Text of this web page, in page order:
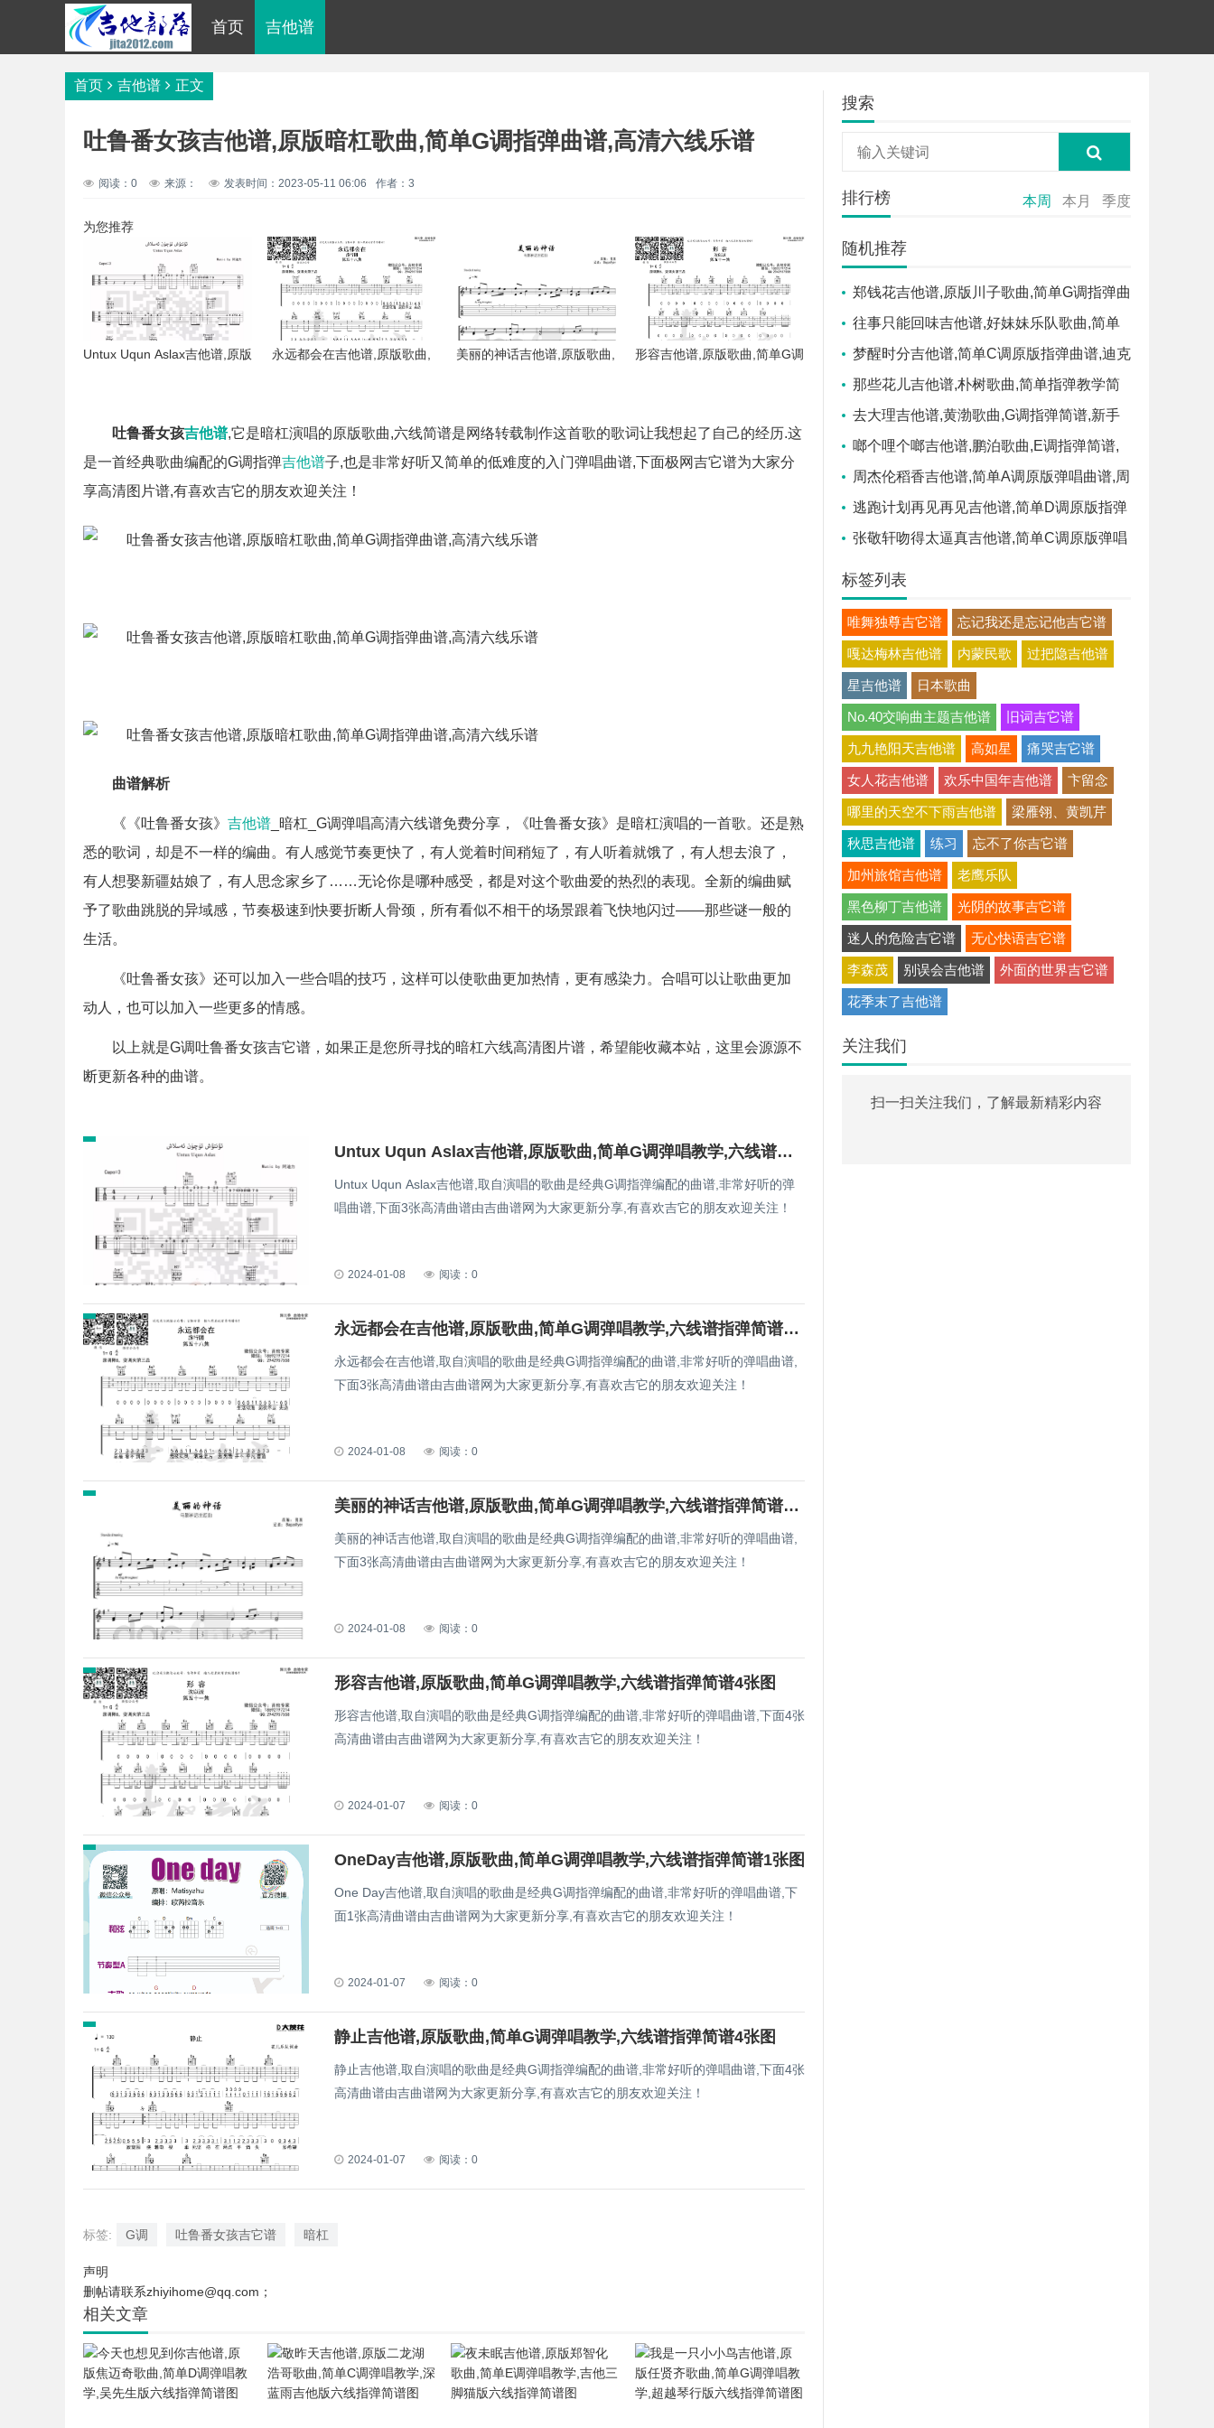
首页 吉他谱
首页 吉他谱 正文
吐鲁番女孩吉他谱,原版暗杠歌曲,简单G调指弹曲谱,高清六线乐谱
阅读：0 来源： 发表时间：2023-05-11 06:06 作者：3
为您推荐
Untux Uqun Aslax吉他谱,原版
永远都会在吉他谱,原版歌曲,
美丽的神话吉他谱,原版歌曲,
形容吉他谱,原版歌曲,简单G调
吐鲁番女孩吉他谱,它是暗杠演唱的原版歌曲,六线简谱是网络转载制作这首歌的歌词让我想起了自己的经历.这
是一首经典歌曲编配的G调指弹吉他谱子,也是非常好听又简单的低难度的入门弹唱曲谱,下面极网吉它谱为大家分
享高清图片谱,有喜欢吉它的朋友欢迎关注！
曲谱解析
《《吐鲁番女孩》 吉他谱 _暗杠_G调弹唱高清六线谱免费分享，《吐鲁番女孩》是暗杠演唱的一首歌。还是熟
悉的歌词，却是不一样的编曲。有人感觉节奏更快了，有人觉着时间稍短了，有人听着就饿了，有人想去浪了，
有人想娶新疆姑娘了，有人思念家乡了……无论你是哪种感受，都是对这个歌曲爱的热烈的表现。全新的编曲赋
予了歌曲跳脱的异域感，节奏极速到快要折断人骨颈，所有看似不相干的场景跟着飞快地闪过——那些谜一般的
生活。
《吐鲁番女孩》还可以加入一些合唱的技巧，这样可以使歌曲更加热情，更有感染力。合唱可以让歌曲更加
动人，也可以加入一些更多的情感。
以上就是G调吐鲁番女孩吉它谱，如果正是您所寻找的暗杠六线高清图片谱，希望能收藏本站，这里会源源不
断更新各种的曲谱。
Untux Uqun Aslax吉他谱,原版歌曲,简单G调弹唱教学,六线谱指弹简谱3张图
Untux Uqun Aslax吉他谱,取自演唱的歌曲是经典G调指弹编配的曲谱,非常好听的弹
唱曲谱,下面3张高清曲谱由吉曲谱网为大家更新分享,有喜欢吉它的朋友欢迎关注！
2024-01-08 阅读：0
永远都会在吉他谱,原版歌曲,简单G调弹唱教学,六线谱指弹简谱3张图
永远都会在吉他谱,取自演唱的歌曲是经典G调指弹编配的曲谱,非常好听的弹唱曲谱,
下面3张高清曲谱由吉曲谱网为大家更新分享,有喜欢吉它的朋友欢迎关注！
2024-01-08 阅读：0
美丽的神话吉他谱,原版歌曲,简单G调弹唱教学,六线谱指弹简谱3张图
美丽的神话吉他谱,取自演唱的歌曲是经典G调指弹编配的曲谱,非常好听的弹唱曲谱,
下面3张高清曲谱由吉曲谱网为大家更新分享,有喜欢吉它的朋友欢迎关注！
2024-01-08 阅读：0
形容吉他谱,原版歌曲,简单G调弹唱教学,六线谱指弹简谱4张图
形容吉他谱,取自演唱的歌曲是经典G调指弹编配的曲谱,非常好听的弹唱曲谱,下面4张
高清曲谱由吉曲谱网为大家更新分享,有喜欢吉它的朋友欢迎关注！
2024-01-07 阅读：0
OneDay吉他谱,原版歌曲,简单G调弹唱教学,六线谱指弹简谱1张图
One Day吉他谱,取自演唱的歌曲是经典G调指弹编配的曲谱,非常好听的弹唱曲谱,下
面1张高清曲谱由吉曲谱网为大家更新分享,有喜欢吉它的朋友欢迎关注！
2024-01-07 阅读：0
静止吉他谱,原版歌曲,简单G调弹唱教学,六线谱指弹简谱4张图
静止吉他谱,取自演唱的歌曲是经典G调指弹编配的曲谱,非常好听的弹唱曲谱,下面4张
高清曲谱由吉曲谱网为大家更新分享,有喜欢吉它的朋友欢迎关注！
2024-01-07 阅读：0
标签: G调 吐鲁番女孩吉它谱 暗杠
声明
删帖请联系zhiyihome@qq.com；
相关文章
搜索
排行榜 本周 本月 季度
随机推荐
郑钱花吉他谱,原版川子歌曲,简单G调指弹曲
谱,高清六线乐谱
往事只能回味吉他谱,好妹妹乐队歌曲,简单
指弹教学简谱,吉他弹唱教学_G调吉他谱
梦醒时分吉他谱,简单C调原版指弹曲谱,迪克
牛仔高清流行弹唱六线乐谱
那些花儿吉他谱,朴树歌曲,简单指弹教学简
谱,G调指法吉他弹唱谱
去大理吉他谱,黄渤歌曲,G调指弹简谱,新手
弹唱高清版
啷个哩个啷吉他谱,鹏泊歌曲,E调指弹简谱,
新手弹唱高清版
周杰伦稻香吉他谱,简单A调原版弹唱曲谱,周
杰伦高清六线谱图片
逃跑计划再见再见吉他谱,简单D调原版指弹
曲谱,逃跑计划高清六线谱附歌词
张敬轩吻得太逼真吉他谱,简单C调原版弹唱
曲谱,张敬轩高清六线谱图片
标签列表
唯舞独尊吉它谱 忘记我还是忘记他吉它谱
嘎达梅林吉他谱 内蒙民歌 过把隐吉他谱
星吉他谱 日本歌曲
No.40交响曲主题吉他谱 旧词吉它谱
九九艳阳天吉他谱 高如星 痛哭吉它谱
女人花吉他谱 欢乐中国年吉他谱 卞留念
哪里的天空不下雨吉他谱 梁雁翎、黄凯芹
秋思吉他谱 练习 忘不了你吉它谱
加州旅馆吉他谱 老鹰乐队
黑色柳丁吉他谱 光阴的故事吉它谱
迷人的危险吉它谱 无心快语吉它谱
李森茂 别误会吉他谱 外面的世界吉它谱
花季末了吉他谱
关注我们
扫一扫关注我们，了解最新精彩内容